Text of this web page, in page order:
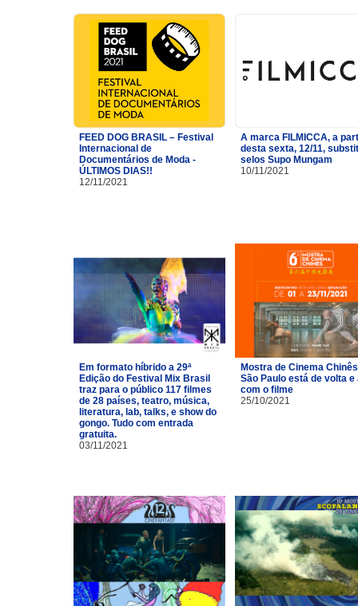
FEED DOG BRASIL – Festival
Internacional de
Documentários de Moda -
ÚLTIMOS DIAS!!
12/11/2021
A marca FILMICCA, a
desta sexta, 12/11,
selos Supo Mungam
10/11/2021
Em formato híbrido a 29ª
Edição do Festival Mix Brasil
traz para o público 117 filmes
de 28 países, teatro, música,
literatura, lab, talks, e show do
gongo. Tudo com entrada
gratuita.
03/11/2021
Mostra de Cinema
São Paulo está de volta e
com o filme
25/10/2021